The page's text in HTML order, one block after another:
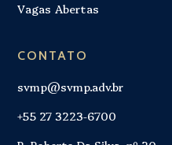
Vagas Abertas
CONTATO
svmp@svmp.adv.br
+55 27 3223-6700